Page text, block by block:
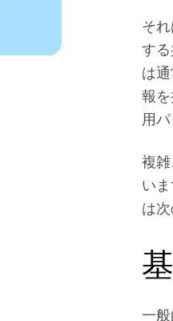
そ
す
は
報
用
複雑
い
は次
一